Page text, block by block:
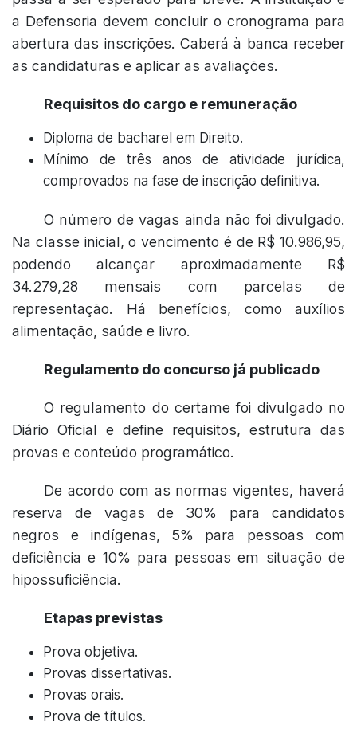
a Defensoria devem concluir o cronograma para
abertura das inscrições. Caberá à banca receber
as candidaturas e aplicar as avaliações.
Requisitos do cargo e remuneração
Diploma de bacharel em Direito.
Mínimo de três anos de atividade jurídica,
comprovados na fase de inscrição definitiva.
O número de vagas ainda não foi divulgado.
Na classe inicial, o vencimento é de R$ 10.986,95,
podendo alcançar aproximadamente R$
34.279,28 mensais com parcelas de
representação. Há benefícios, como auxílios
alimentação, saúde e livro.
Regulamento do concurso já publicado
O regulamento do certame foi divulgado no
Diário Oficial e define requisitos, estrutura das
provas e conteúdo programático.
De acordo com as normas vigentes, haverá
reserva de vagas de 30% para candidatos
negros e indígenas, 5% para pessoas com
deficiência e 10% para pessoas em situação de
hipossuficiência.
Etapas previstas
Prova objetiva.
Provas dissertativas.
Provas orais.
Prova de títulos.